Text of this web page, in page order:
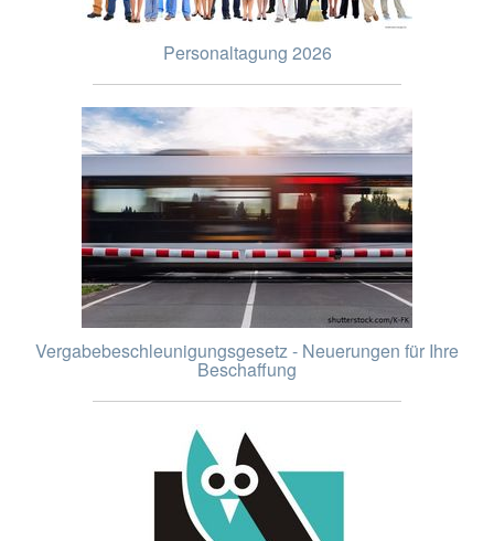
Personaltagung 2026
Vergabebeschleunigungsgesetz - Neuerungen für Ihre
Beschaffung